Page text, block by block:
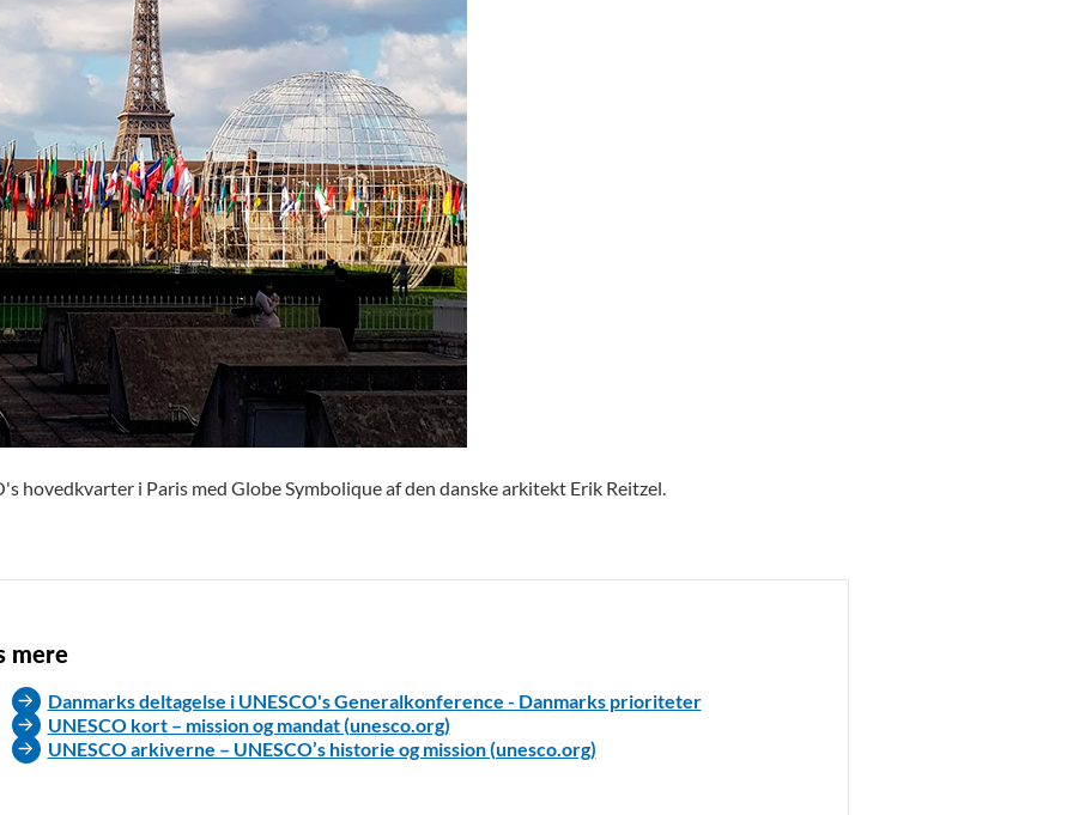
hovedkvarter i Paris med Globe Symbolique af den danske arkitekt Erik Reitzel.
mere
Danmarks deltagelse i UNESCO's Generalkonference - Danmarks prioriteter
UNESCO kort – mission og mandat (unesco.org)
UNESCO arkiverne – UNESCO’s historie og mission (unesco.org)